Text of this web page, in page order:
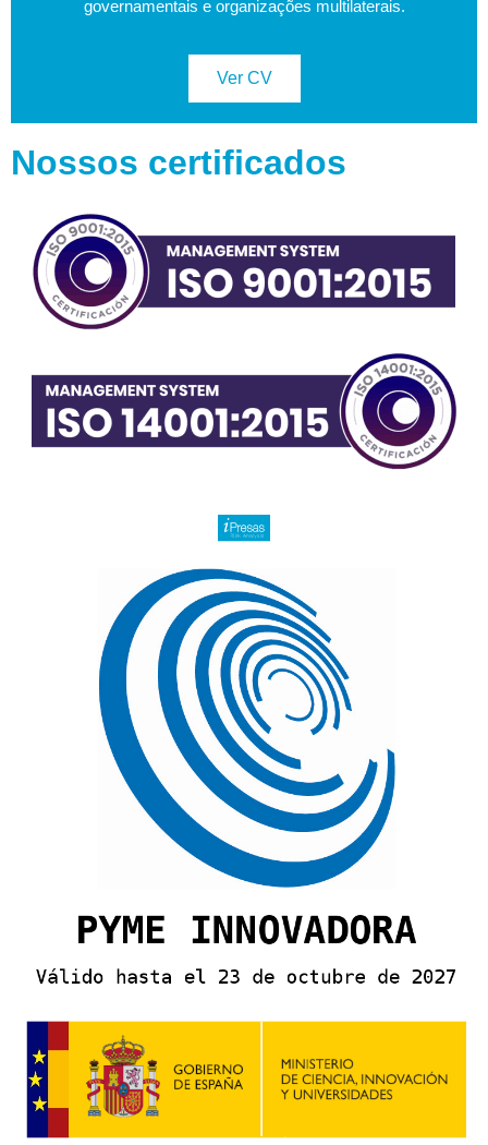
governamentais e organizações multilaterais.
Ver CV
Nossos certificados